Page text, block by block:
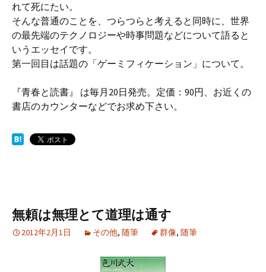
れて死にたい。
そんな普通のことを、つらつらと考えると同時に、世界
の最先端のテクノロジーや時事問題などについて語ると
いうエッセイです。
第一回目は話題の「ゲーミフィケーション」について。
『青春と読書』 は毎月20日発売。定価：90円、お近くの
書店のカウンターなどでお求め下さい。
無頼は無理とて道理は通す
2012年2月1日 その他, 随筆 群像, 随筆